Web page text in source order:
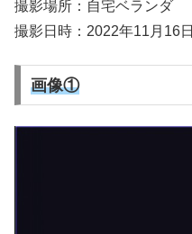
撮影場所：自宅ベランダ
撮影日時：2022年11月16日
画像①